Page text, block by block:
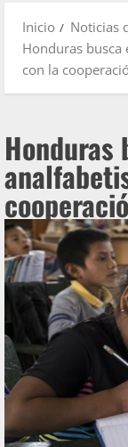
Inicio
Noticias
Honduras
con la
Honduras